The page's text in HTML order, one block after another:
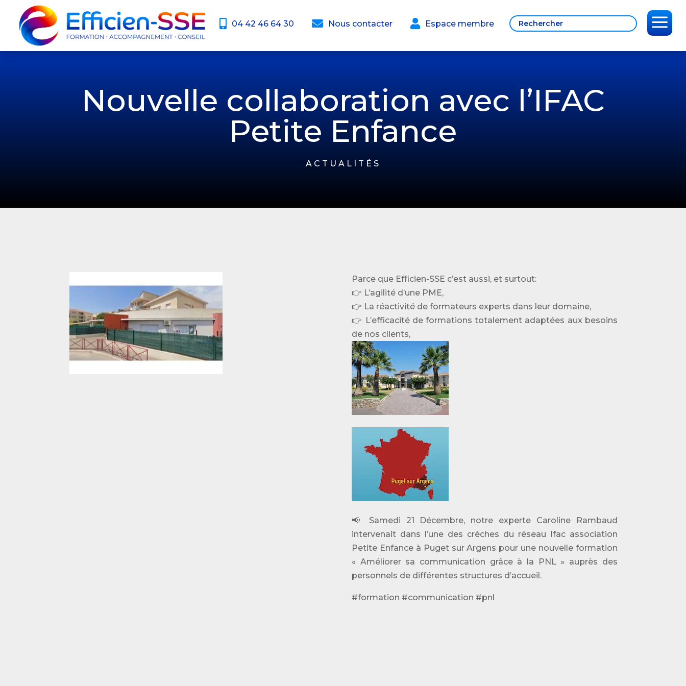
a
 04 42 46 64 30  Nous contacter  Espace membre
Nouvelle collaboration avec l’IFAC
Petite Enfance
ACTUALITÉS
Parce que Efficien-SSE c’est aussi, et surtout:
👉 L’agilité d’une PME,
👉 La réactivité de formateurs experts dans leur domaine,
👉 L’efficacité de formations totalement adaptées aux besoins
de nos clients,
📢 Samedi 21 Décembre, notre experte Caroline Rambaud
intervenait dans l’une des crèches du réseau Ifac association
Petite Enfance à Puget sur Argens pour une nouvelle formation
« Améliorer sa communication grâce à la PNL » auprès des
personnels de différentes structures d’accueil.
#formation #communication #pnl